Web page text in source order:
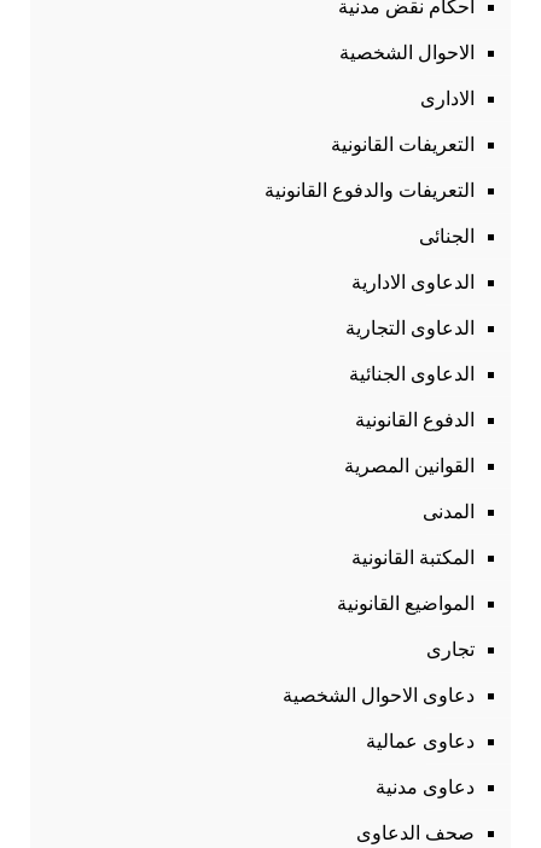
احكام نقض مدنية
الاحوال الشخصية
الادارى
التعريفات القانونية
التعريفات والدفوع القانونية
الجنائى
الدعاوى الادارية
الدعاوى التجارية
الدعاوى الجنائية
الدفوع القانونية
القوانين المصرية
المدنى
المكتبة القانونية
المواضيع القانونية
تجارى
دعاوى الاحوال الشخصية
دعاوى عمالية
دعاوى مدنية
صحف الدعاوى